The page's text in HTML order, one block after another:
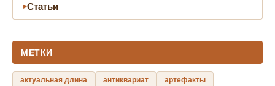
Статьи
МЕТКИ
актуальная длина антиквариат
артефакты